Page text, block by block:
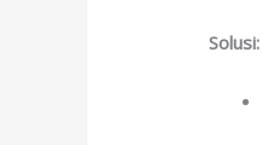
Solusi: